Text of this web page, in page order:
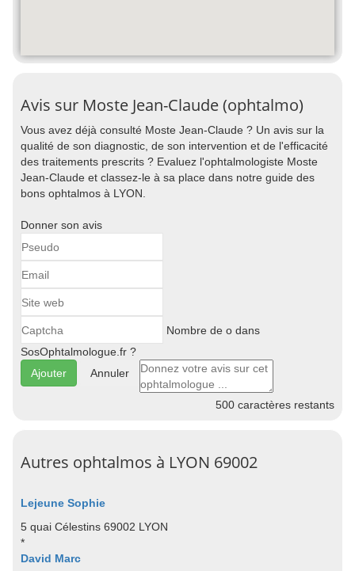
Avis sur Moste Jean-Claude (ophtalmo)
Vous avez déjà consulté Moste Jean-Claude ? Un avis sur la
qualité de son diagnostic, de son intervention et de l'efficacité
des traitements prescrits ? Evaluez l'ophtalmologiste Moste
Jean-Claude et classez-le à sa place dans notre guide des
bons ophtalmos à LYON.
Donner son avis
Nombre de o dans
SosOphtalmologue.fr ?
Annuler
500 caractères restants
Autres ophtalmos à LYON 69002
Lejeune Sophie
5 quai Célestins 69002 LYON
*
David Marc